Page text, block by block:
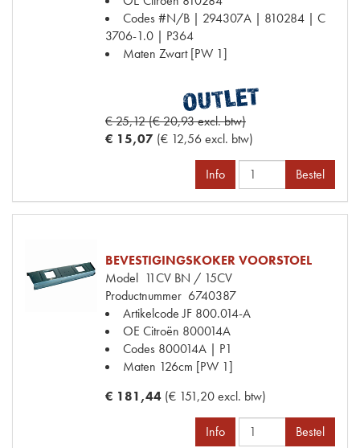
Codes#N/B | 294307A | 810284 | C
3706-1.0 | P364
Maten Zwart [PW 1]
€ 25,12 (€ 20,93 excl. btw)
€ 15,07 (€ 12,56 excl. btw)
Info Bestel
BEVESTIGINGSKOKER VOORSTOEL
Model 11CV BN / 15CV
Productnummer 6740387
Artikelcode JF 800.014-A
OE Citroën 800014A
Codes 800014A | P1
Maten 126cm [PW 1]
€ 181,44 (€ 151,20 excl. btw)
Info Bestel